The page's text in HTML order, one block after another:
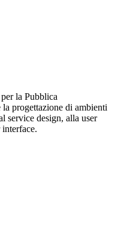
la Pubblica
progettazione di ambienti
service design, alla user
interface.